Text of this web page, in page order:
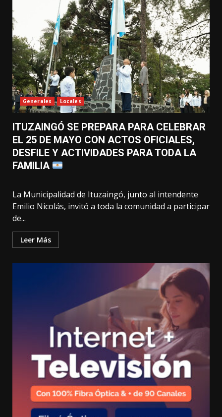
Generales Locales
ITUZAINGÓ SE PREPARA PARA CELEBRAR
EL 25 DE MAYO CON ACTOS OFICIALES,
DESFILE Y ACTIVIDADES PARA TODA LA
FAMILIA
La Municipalidad de Ituzaingó, junto al intendente
Emilio Nicolás, invitó a toda la comunidad a participar
de...
Leer Más